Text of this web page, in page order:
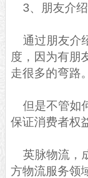
3、朋友介绍
通过朋友介
度，因为有朋
走很多的弯路。
但是不管如
保证消费者权
英脉物流，
方物流服务领